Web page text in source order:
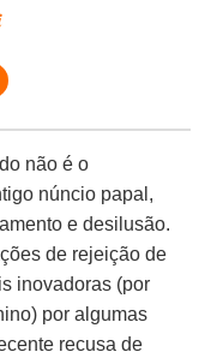
não é o
núncio papal,
e desilusão.
de rejeição de
inovadoras (por
por algumas
recusa de